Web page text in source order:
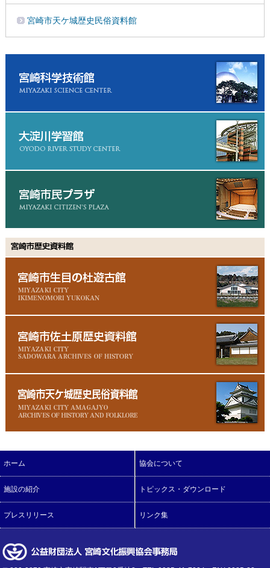
宮崎市天ケ城歴史民俗資料館
ホーム 協会について
施設の紹介 トピックス・ダウンロード
プレスリリース リンク集